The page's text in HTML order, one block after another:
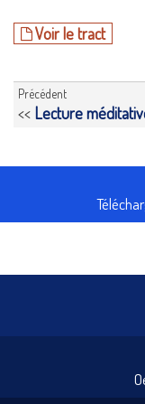
Voir le tract
Précédent
<< Lecture